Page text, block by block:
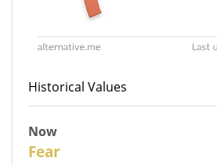
Historical Values
Now
Fear